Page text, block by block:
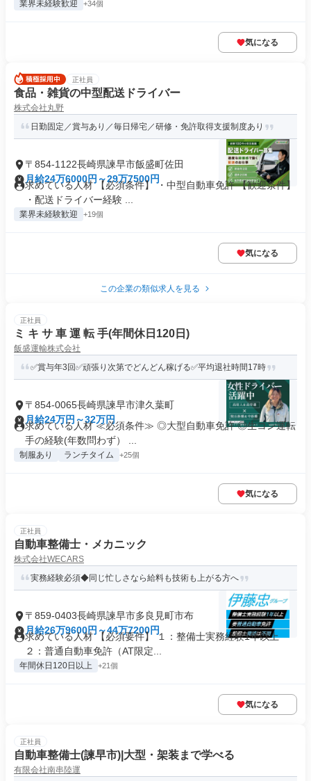
業界未経験歓迎 +34個
気になる
正社員
食品・雑貨の中型配送ドライバー
株式会社丸野
日勤固定／賞与あり／毎日帰宅／研修・免許取得支援制度あり
〒854-1122長崎県諫早市飯盛町佐田
月給24万6000円～29万7500円
求めている人材 【必須条件】 ・中型自動車免許 【歓迎条件】
・配送ドライバー経験 ...
業界未経験歓迎 +19個
気になる
この企業の類似求人を見る
正社員
ミ キ サ 車 運 転 手(年間休日120日)
飯盛運輸株式会社
✅賞与年3回✅頑張り次第でどんどん稼げる✅平均退社時間17時
〒854-0065長崎県諫早市津久葉町
月給24万円～32万円
求めている人材 ≪必須条件≫ ◎大型自動車免許 ◎生コン運転
手の経験(年数問わず） ...
制服あり ランチタイム +25個
気になる
正社員
自動車整備士・メカニック
株式会社WECARS
実務経験必須◆同じ忙しさなら給料も技術も上がる方へ
〒859-0403長崎県諫早市多良見町市布
月給26万9600円～44万7200円
求めている人材 【必須要件】 １：整備士実務経験1年以上
２：普通自動車免許（AT限定...
年間休日120日以上 +21個
気になる
正社員
自動車整備士(諫早市)|大型・架装まで学べる
有限会社南串陸運